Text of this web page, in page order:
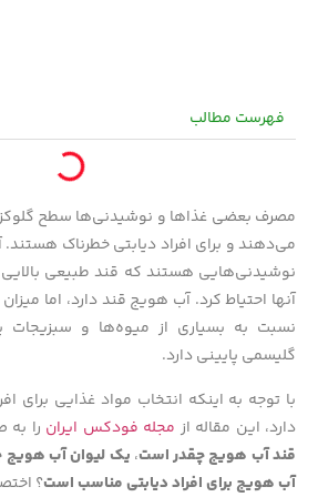
فهرست مطالب
مصرف بعضی غذاها و نوشیدنی‌ها سطح
می‌دهند و برای افراد دیابتی خطرناک هستند.
نوشیدنی‌هایی هستند که قند طبیعی بالایی
آنها احتیاط کرد. آب هویج قند دارد، اما
نسبت به بسیاری از میوه‌ها و
گلیسمی پایینی دارد.
با توجه به اینکه انتخاب مواد غذایی برای
دارد، این مقاله از مجله فودکس ایران را به
قند آب هویج چقدر است، یک لیوان آب هویج
آب هویج برای افراد دیابتی مناسب است؟